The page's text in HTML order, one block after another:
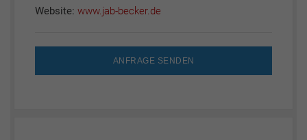
Website: www.jab-becker.de
ANFRAGE SENDEN